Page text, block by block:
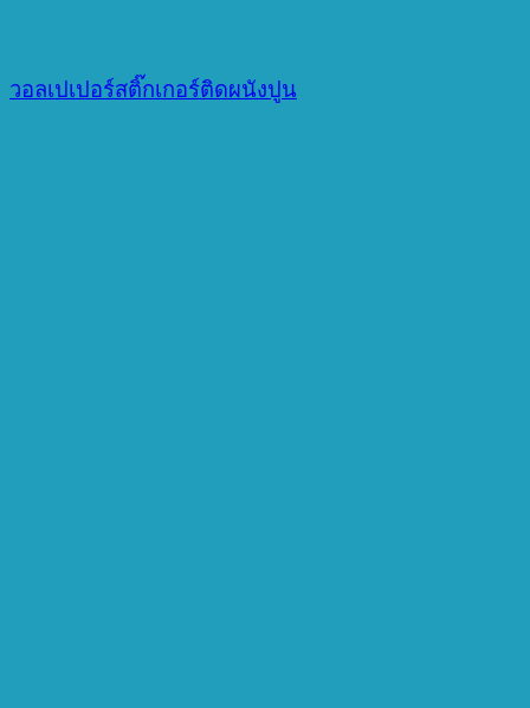
วอลเปเปอร์สติ๊กเกอร์ติดผนังปูน